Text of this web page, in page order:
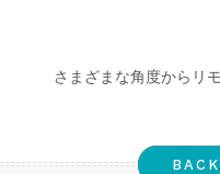
さまざまな角度からリ